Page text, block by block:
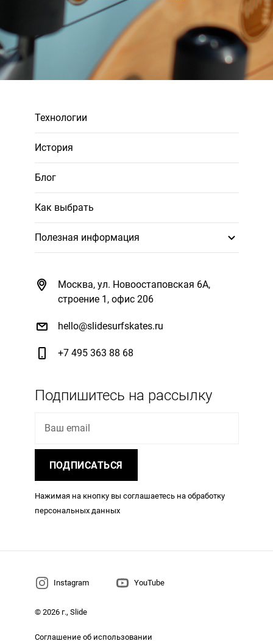
Москва, ул. Новоостаповская 6А,
строение 1, офис 206
hello@slidesurfskates.ru
+7 495 363 88 68
Технологии
История
Блог
Как выбрать
Полезная информация
Подпишитесь на рассылку
Ваш email
ПОДПИСАТЬСЯ
Нажимая на кнопку вы соглашаетесь на обработку
персональных данных
© 2026 г., Slide
Соглашение об использовании
Instagram YouTube